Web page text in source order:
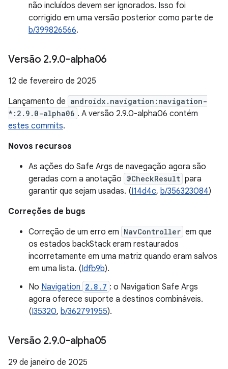
não incluídos devem ser ignorados. Isso foi
corrigido em uma versão posterior como parte de
b/399826566.
Versão 2.9.0-alpha06
12 de fevereiro de 2025
Lançamento de androidx.navigation:navigation-
*:2.9.0-alpha06 . A versão 2.9.0-alpha06 contém
estes commits.
Novos recursos
As ações do Safe Args de navegação agora são
geradas com a anotação @CheckResult para
garantir que sejam usadas. (I14d4c, b/356323084)
Correções de bugs
Correção de um erro em NavController em que
os estados backStack eram restaurados
incorretamente em uma matriz quando eram salvos
em uma lista. (Idfb9b).
No Navigation 2.8.7 : o Navigation Safe Args
agora oferece suporte a destinos combináveis.
(I35320, b/362791955).
Versão 2.9.0-alpha05
29 de janeiro de 2025